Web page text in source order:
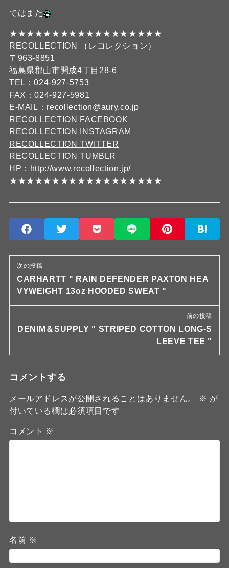
ではまた
★★★★★★★★★★★★★★★★★★
RECOLLECTION （レコレクション）
〒963-8851
福島県郡山市開成4丁目28-6
TEL：024-927-5753
FAX：024-927-5981
E-MAIL：recollection@aury.co.jp
RECOLLECTION FACEBOOK
RECOLLECTION INSTAGRAM
RECOLLECTION TWITTER
RECOLLECTION TUMBLR
HP： http://www.recollection.jp/
★★★★★★★★★★★★★★★★★★
次の投稿
CARHARTT " RAIN DEFENDER PAXTON HEA
VYWEIGHT 13oz HOODED SWEAT "
前の投稿
DENIM＆SUPPLY " STRIPED COTTON LONG-S
LEEVE TEE "
コメントする
メールアドレスが公開されることはありません。 ※ が
付いている欄は必須項目です
コメント ※
名前 ※